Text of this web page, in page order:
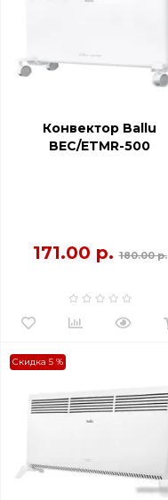
Конвектор Ballu
BEC/ETMR-500
171.00 р. 180.00 р.
Скидка 5 %